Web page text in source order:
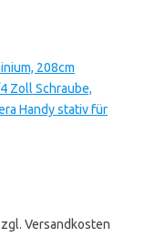
208cm
Zoll Schraube,
Handy stativ für
Versandkosten